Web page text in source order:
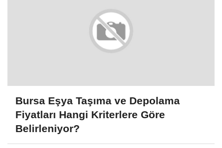
Bursa Eşya Taşıma ve Depolama
Fiyatları Hangi Kriterlere Göre
Belirleniyor?